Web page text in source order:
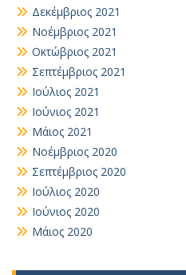
Δεκέμβριος 2021
Νοέμβριος 2021
Οκτώβριος 2021
Σεπτέμβριος 2021
Ιούλιος 2021
Ιούνιος 2021
Μάιος 2021
Νοέμβριος 2020
Σεπτέμβριος 2020
Ιούλιος 2020
Ιούνιος 2020
Μάιος 2020